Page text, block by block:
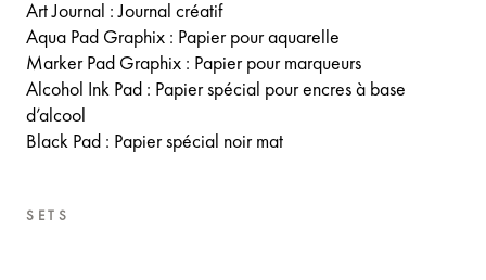
Art Journal : Journal créatif
Aqua Pad Graphix : Papier pour aquarelle
Marker Pad Graphix : Papier pour marqueurs
Alcohol Ink Pad : Papier spécial pour encres à base
d’alcool
Black Pad : Papier spécial noir mat
SETS